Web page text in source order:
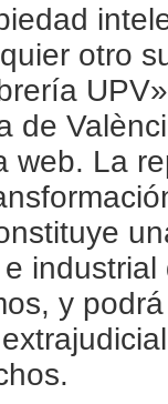
otro
de
web. La
y